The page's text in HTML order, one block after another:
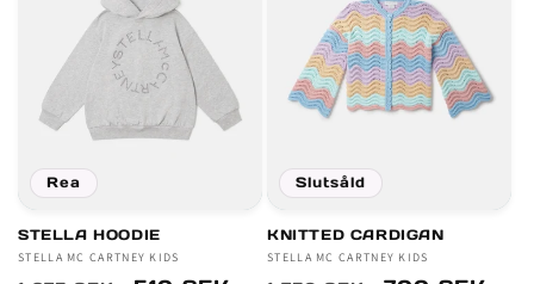
Rea
STELLA HOODIE
Säljare:
STELLA MC CARTNEY KIDS
Slutsåld
KNITTED CARDIGAN
Säljare:
STELLA MC CARTNEY KIDS